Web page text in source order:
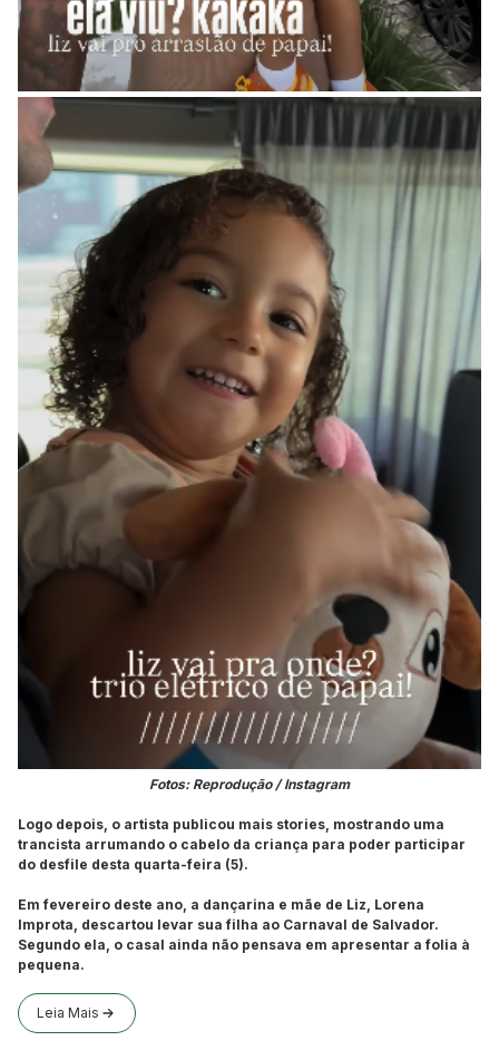
Fotos: Reprodução / Instagram
Logo depois, o artista publicou mais stories, mostrando uma
trancista arrumando o cabelo da criança para poder participar
do desfile desta quarta-feira (5).
Em fevereiro deste ano, a dançarina e mãe de Liz, Lorena
Improta, descartou levar sua filha ao Carnaval de Salvador.
Segundo ela, o casal ainda não pensava em apresentar a folia à
pequena.
Leia Mais